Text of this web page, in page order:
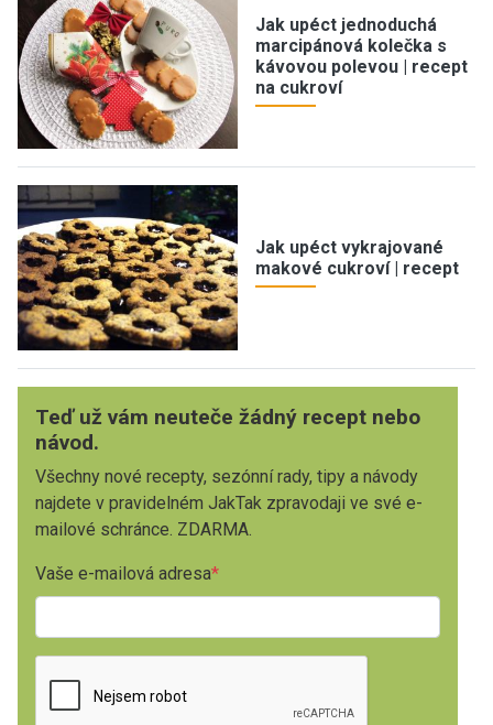
Jak upéct jednoduchá
marcipánová kolečka s
kávovou polevou | recept
na cukroví
Jak upéct vykrajované
makové cukroví | recept
Teď už vám neuteče žádný recept nebo
návod.
Všechny nové recepty, sezónní rady, tipy a návody
najdete v pravidelném JakTak zpravodaji ve své e-
mailové schránce. ZDARMA.
Vaše e-mailová adresa